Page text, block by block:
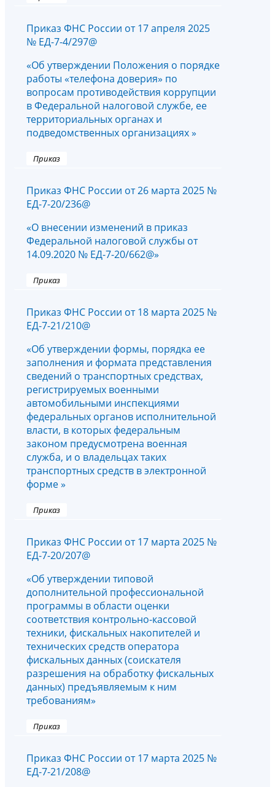
Приказ ФНС России от 17 апреля 2025
№ ЕД-7-4/297@
«Об утверждении Положения о порядке
работы «телефона доверия» по
вопросам противодействия коррупции
в Федеральной налоговой службе, ее
территориальных органах и
подведомственных организациях »
Приказ
Приказ ФНС России от 26 марта 2025 №
ЕД-7-20/236@
«О внесении изменений в приказ
Федеральной налоговой службы от
14.09.2020 № ЕД-7-20/662@»
Приказ
Приказ ФНС России от 18 марта 2025 №
ЕД-7-21/210@
«Об утверждении формы, порядка ее
заполнения и формата представления
сведений о транспортных средствах,
регистрируемых военными
автомобильными инспекциями
федеральных органов исполнительной
власти, в которых федеральным
законом предусмотрена военная
служба, и о владельцах таких
транспортных средств в электронной
форме »
Приказ
Приказ ФНС России от 17 марта 2025 №
ЕД-7-20/207@
«Об утверждении типовой
дополнительной профессиональной
программы в области оценки
соответствия контрольно-кассовой
техники, фискальных накопителей и
технических средств оператора
фискальных данных (соискателя
разрешения на обработку фискальных
данных) предъявляемым к ним
требованиям»
Приказ
Приказ ФНС России от 17 марта 2025 №
ЕД-7-21/208@